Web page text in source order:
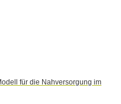
für die Nahversorgung im